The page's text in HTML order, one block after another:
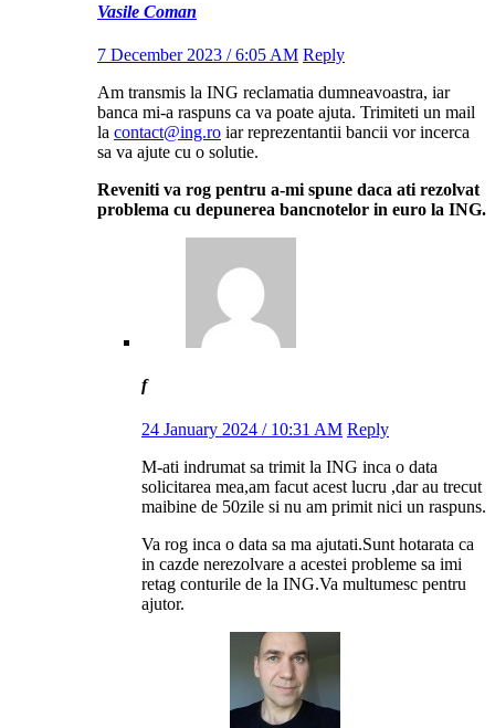
Vasile Coman
7 December 2023 / 6:05 AM Reply
Am transmis la ING reclamatia dumneavoastra, iar
banca mi-a raspuns ca va poate ajuta. Trimiteti un mail
la contact@ing.ro iar reprezentantii bancii vor incerca
sa va ajute cu o solutie.
Reveniti va rog pentru a-mi spune daca ati rezolvat
problema cu depunerea bancnotelor in euro la ING.
f
24 January 2024 / 10:31 AM Reply
M-ati indrumat sa trimit la ING inca o data
solicitarea mea,am facut acest lucru ,dar au trecut
maibine de 50zile si nu am primit nici un raspuns.
Va rog inca o data sa ma ajutati.Sunt hotarata ca
in cazde nerezolvare a acestei probleme sa imi
retag conturile de la ING.Va multumesc pentru
ajutor.